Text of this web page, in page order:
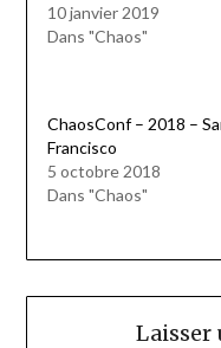
10 janvier 2019
Dans "Chaos"
ChaosConf – 2018 –
Francisco
5 octobre 2018
Dans "Chaos"
Laisser